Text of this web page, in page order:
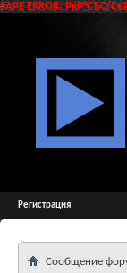
SAPE ERROR:
Регистрация
Сообщение